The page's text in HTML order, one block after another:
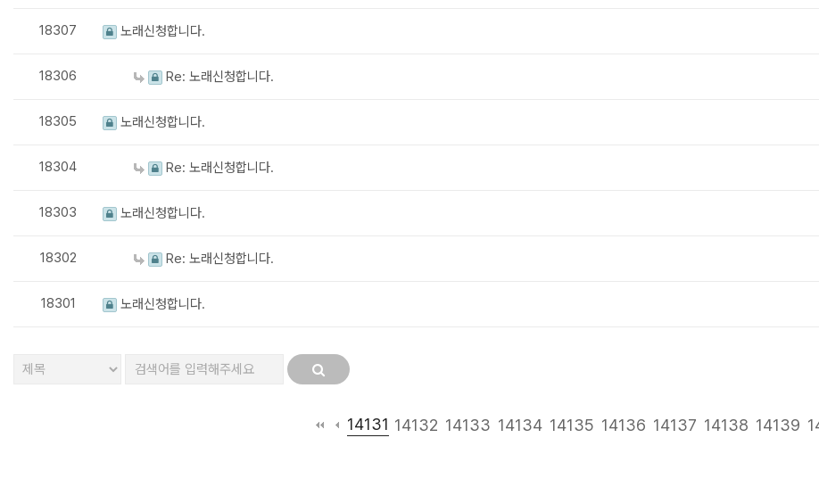
18307 노래신청합니다.
18306 Re: 노래신청합니다.
18305 노래신청합니다.
18304 Re: 노래신청합니다.
18303 노래신청합니다.
18302 Re: 노래신청합니다.
18301 노래신청합니다.
14131 14132 14133 14134 14135 14136 14137 14138 14139
다음맨끝